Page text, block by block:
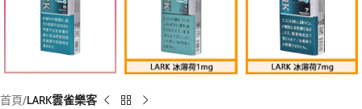
首頁 LARK雲雀樂客